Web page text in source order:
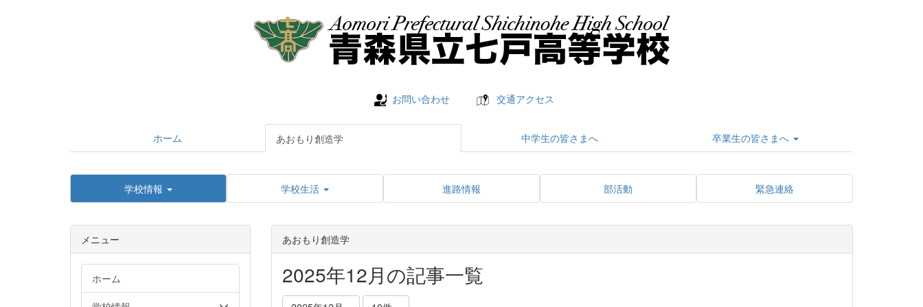
お問い合わせ 交通アクセス
ホーム あおもり創造学 中学生の皆さまへ 卒業生の皆さまへ
学校情報 学校生活 進路情報 部活動 緊急連絡
あおもり創造学
2025年12月の記事一覧
メニュー
ホーム